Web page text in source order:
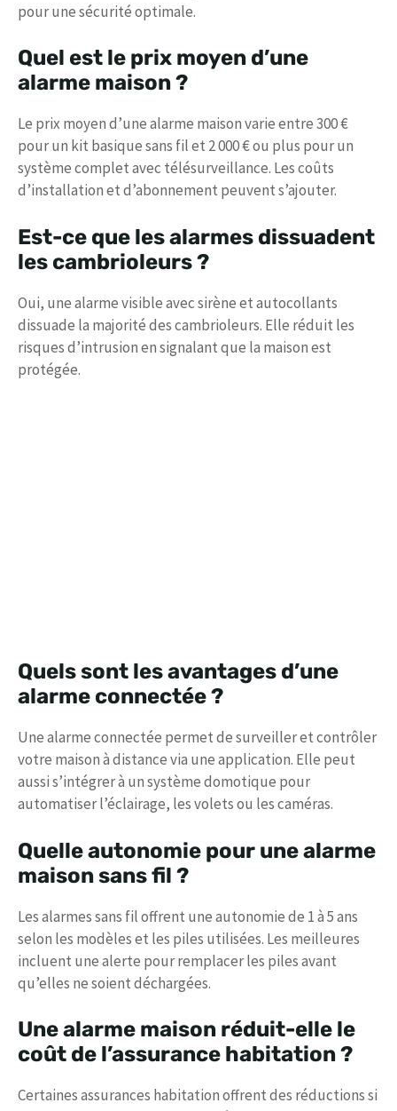
pour une sécurité optimale.
Quel est le prix moyen d’une
alarme maison ?
Le prix moyen d’une alarme maison varie entre 300 €
pour un kit basique sans fil et 2 000 € ou plus pour un
système complet avec télésurveillance. Les coûts
d’installation et d’abonnement peuvent s’ajouter.
Est-ce que les alarmes dissuadent
les cambrioleurs ?
Oui, une alarme visible avec sirène et autocollants
dissuade la majorité des cambrioleurs. Elle réduit les
risques d’intrusion en signalant que la maison est
protégée.
Quels sont les avantages d’une
alarme connectée ?
Une alarme connectée permet de surveiller et contrôler
votre maison à distance via une application. Elle peut
aussi s’intégrer à un système domotique pour
automatiser l’éclairage, les volets ou les caméras.
Quelle autonomie pour une alarme
maison sans fil ?
Les alarmes sans fil offrent une autonomie de 1 à 5 ans
selon les modèles et les piles utilisées. Les meilleures
incluent une alerte pour remplacer les piles avant
qu’elles ne soient déchargées.
Une alarme maison réduit-elle le
coût de l’assurance habitation ?
Certaines assurances habitation offrent des réductions si